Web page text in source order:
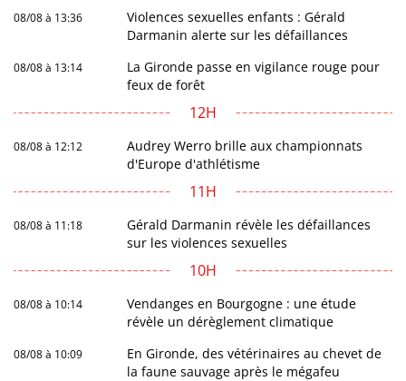
08/08 à 13:36
Violences sexuelles enfants : Gérald
Darmanin alerte sur les défaillances
08/08 à 13:14
La Gironde passe en vigilance rouge pour
feux de forêt
12H
08/08 à 12:12
Audrey Werro brille aux championnats
d'Europe d'athlétisme
11H
08/08 à 11:18
Gérald Darmanin révèle les défaillances
sur les violences sexuelles
10H
08/08 à 10:14
Vendanges en Bourgogne : une étude
révèle un dérèglement climatique
08/08 à 10:09
En Gironde, des vétérinaires au chevet de
la faune sauvage après le mégafeu